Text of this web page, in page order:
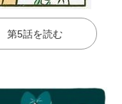
第5話を読む